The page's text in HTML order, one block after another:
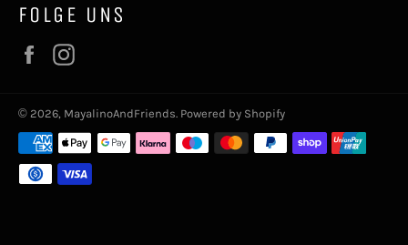
FOLGE UNS
Facebook
© 2026, MayalinoAndFriends. Powered by Shopify
Zahlungsmethoden